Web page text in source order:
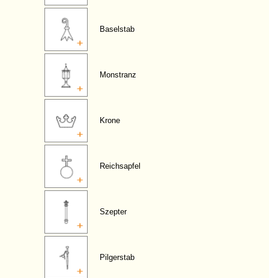
Baselstab
Monstranz
Krone
Reichsapfel
Szepter
Pilgerstab